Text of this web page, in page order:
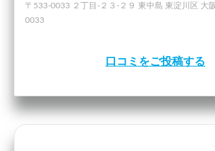
〒533-0033 ２丁目-２３-２９ 東中島 東淀川区 大
0033
口コミをご投稿する